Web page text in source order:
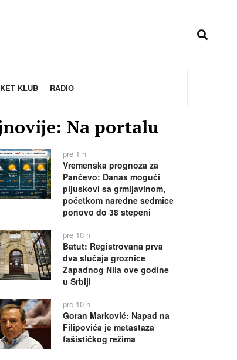
KLUB RADIO
Na portalu
pre 1 h
Vremenska prognoza za
Pančevo: Danas mogući
pljuskovi sa grmljavinom,
početkom naredne sedmice
ponovo do 38 stepeni
pre 10 h
Batut: Registrovana prva
dva slučaja groznice
Zapadnog Nila ove godine
u Srbiji
pre 10 h
Goran Marković: Napad na
Filipovića je metastaza
fašističkog režima